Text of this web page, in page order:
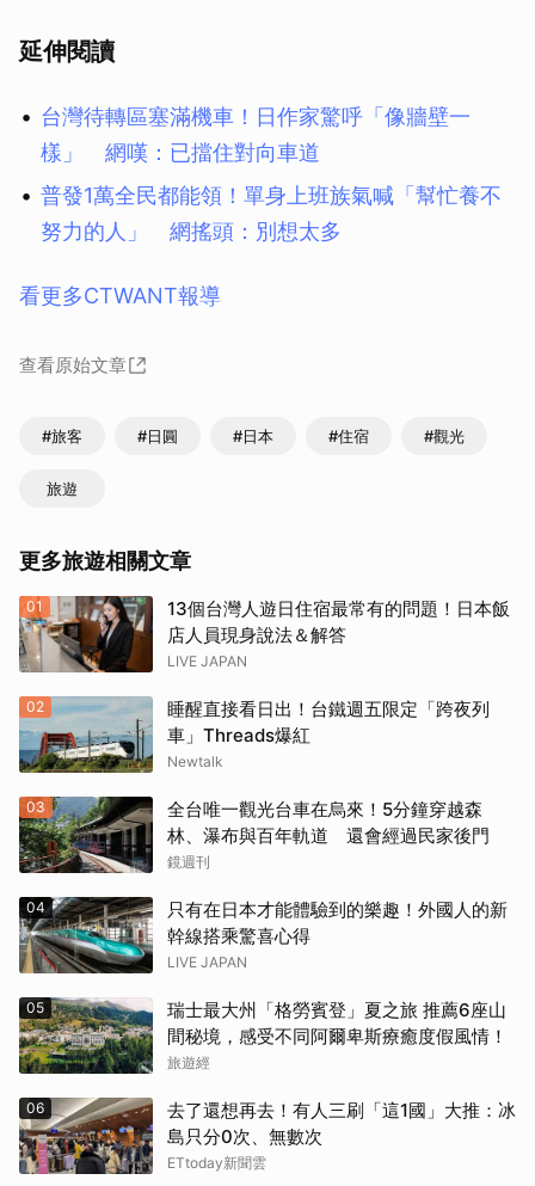
延伸閱讀
台灣待轉區塞滿機車！日作家驚呼「像牆壁一
樣」 網嘆：已擋住對向車道
普發1萬全民都能領！單身上班族氣喊「幫忙養不
努力的人」 網搖頭：別想太多
看更多CTWANT報導
查看原始文章
#旅客 #日圓 #日本 #住宿 #觀光
旅遊
更多旅遊相關文章
01
13個台灣人遊日住宿最常有的問題！日本飯
店人員現身說法＆解答
LIVE JAPAN
02
睡醒直接看日出！台鐵週五限定「跨夜列
車」Threads爆紅
Newtalk
03
全台唯一觀光台車在烏來！5分鐘穿越森
林、瀑布與百年軌道 還會經過民家後門
鏡週刊
04
只有在日本才能體驗到的樂趣！外國人的新
幹線搭乘驚喜心得
LIVE JAPAN
05
瑞士最大州「格勞賓登」夏之旅 推薦6座山
間秘境，感受不同阿爾卑斯療癒度假風情！
旅遊經
06
去了還想再去！有人三刷「這1國」大推：冰
島只分0次、無數次
ETtoday新聞雲